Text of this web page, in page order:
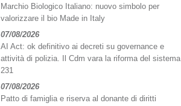
Marchio Biologico Italiano: nuovo simbolo per
valorizzare il bio Made in Italy
07/08/2026
AI Act: ok definitivo ai decreti su governance e
attività di polizia. Il Cdm vara la riforma del sistema
231
07/08/2026
Patto di famiglia e riserva al donante di diritti